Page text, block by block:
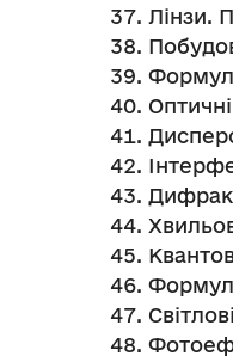
Лінзи.